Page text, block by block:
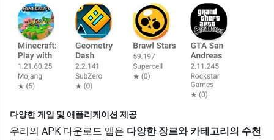
다양한 게임 및 애플리케이션 제공
우리의 APK 다운로드 앱은 다양한 장르와 카테고리의 수천